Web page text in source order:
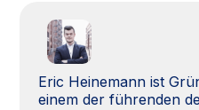
Eric Heinemann ist
einem der führenden